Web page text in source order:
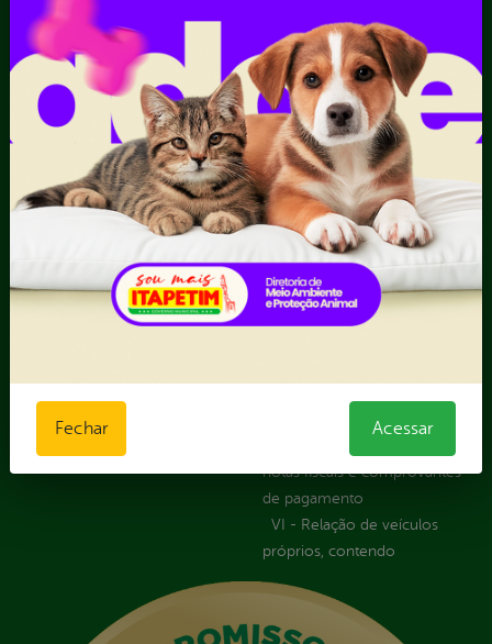
Acompanhar uma
Manifestação
Atendimento via WhatsApp
Competências da Ouvidoria
Dúvidas? Acesse o FAQ
Fazer uma Manifestação
Informações Importantes
Relatórios Anuais
Contratos
Contratos Administrativos
Despesas
I - Anexo I - Ficha de
Registro de Fornecedor -
Forma Indireta
II - Anexo II - Ficha de
Registro de Fornecedor -
Forma direta
III - Anexo III - Planilha
Orçamentária das Rotas
Termos Aditivos
notas fiscais e comprovantes
de pagamento
VI - Relação de veículos
próprios, contendo
Fechar Acessar